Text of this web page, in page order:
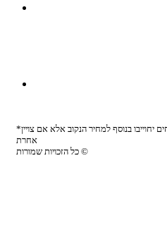
*המחירים אינם כוללים מע"מ. משלוחים יחוייבו בנוסף למחיר הנקוב אלא אם צויין
אחרת
כל הזכויות שמורות ©